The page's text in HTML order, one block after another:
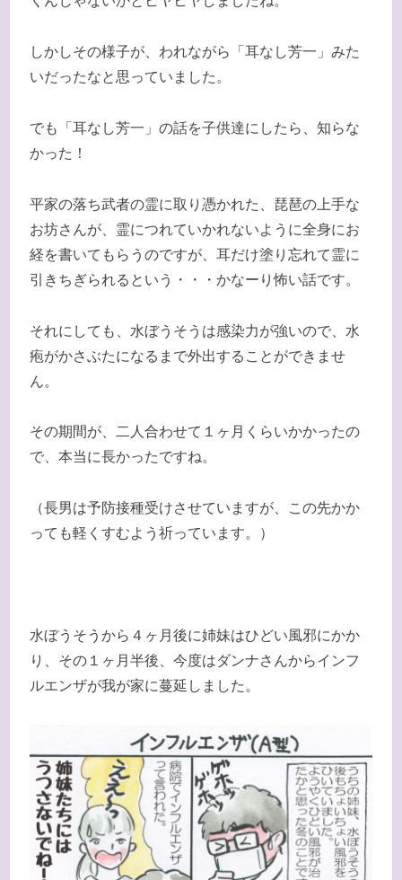
しかしその様子が、われながら「耳なし芳一」みた
いだったなと思っていました。
でも「耳なし芳一」の話を子供達にしたら、知らな
かった！
平家の落ち武者の霊に取り憑かれた、琵琶の上手な
お坊さんが、霊につれていかれないように全身にお
経を書いてもらうのですが、耳だけ塗り忘れて霊に
引きちぎられるという・・・かなーり怖い話です。
それにしても、水ぼうそうは感染力が強いので、水
疱がかさぶたになるまで外出することができませ
ん。
その期間が、二人合わせて１ヶ月くらいかかったの
で、本当に長かったですね。
（長男は予防接種受けさせていますが、この先かか
っても軽くすむよう祈っています。）
水ぼうそうから４ヶ月後に姉妹はひどい風邪にかか
り、その１ヶ月半後、今度はダンナさんからインフ
ルエンザが我が家に蔓延しました。